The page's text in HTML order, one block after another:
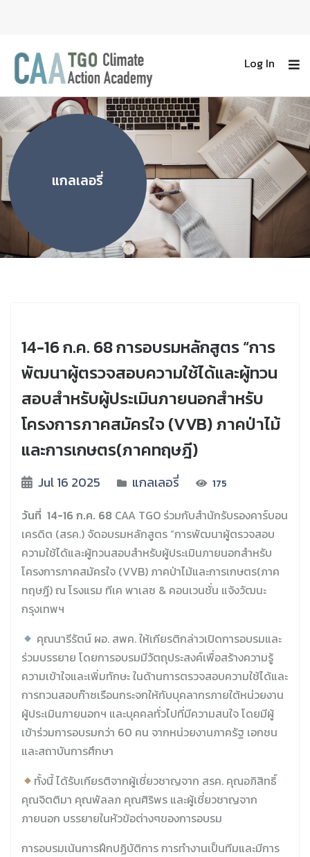
Log In
แกลเลอรี่
14-16 ก.ค. 68 การอบรมหลักสูตร “การ
พัฒนาผู้ตรวจสอบความใช้ได้และผู้ทวน
สอบสำหรับผู้ประเมินภายนอกสำหรับ
โครงการภาคสมัครใจ (VVB) ภาคป่าไม้
และการเกษตร(ภาคทฤษฎี)
Jul 16 2025 แกลเลอรี่ 175
วันที่ 14-16 ก.ค. 68 CAA TGO ร่วมกับสำนักรับรองคาร์บอน
เครดิต (สรค.) จัดอบรมหลักสูตร “การพัฒนาผู้ตรวจสอบ
ความใช้ได้และผู้ทวนสอบสำหรับผู้ประเมินภายนอกสำหรับ
โครงการภาคสมัครใจ (VVB) ภาคป่าไม้และการเกษตร(ภาค
ทฤษฎี) ณ โรงแรม ทีเค พาเลซ & คอนเวนชั่น แจ้งวัฒนะ
กรุงเทพฯ
คุณนารีรัตน์ ผอ. สพค. ให้เกียรติกล่าวเปิดการอบรมและ
ร่วมบรรยาย โดยการอบรมมีวัตถุประสงค์เพื่อสร้างความรู้
ความเข้าใจและเพิ่มทักษะ ในด้านการตรวจสอบความใช้ได้และ
การทวนสอบก๊าซเรือนกระจกให้กับบุคลากรภายใต้หน่วยงาน
ผู้ประเมินภายนอกฯ และบุคคลทั่วไปที่มีความสนใจ โดยมีผู้
เข้าร่วมการอบรมกว่า 60 คน จากหน่วยงานภาครัฐ เอกชน
และสถาบันการศึกษา
ทั้งนี้ ได้รับเกียรติจากผู้เชี่ยวชาญจาก สรค. คุณอภิสิทธิ์
คุณจิตติมา คุณพัลลภ คุณศิริพร และผู้เชี่ยวชาญจาก
ภายนอก บรรยายในหัวข้อต่างๆของการอบรม
การอบรมเน้นการฝึกปฏิบัติการ การทำงานเป็นทีมและมีการ